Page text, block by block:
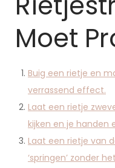
Moet
Buig een rietje en
verrassend effect.
Laat een rietje
kijken en je handen
Laat een rietje van
‘springen’ zonder